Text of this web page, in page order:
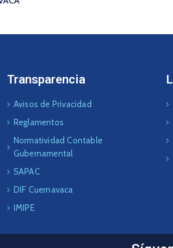
Transparencia
Avisos de Privacidad
Reglamentos
Normatividad Contable
Gubernamental
SAPAC
DIF Cuernavaca
IMIPE